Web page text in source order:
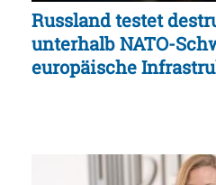
Russland testet
unterhalb NATO-
europäische